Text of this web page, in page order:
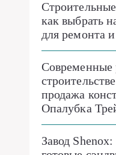
как выбрать
для ремонта
Современные
продажа
Опалубка
Завод